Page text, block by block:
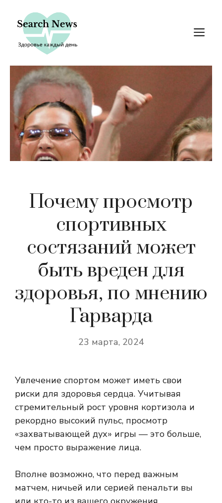
содержимому
Почему просмотр
спортивных
состязаний может
быть вреден для
здоровья, по мнению
Гарварда
23 марта, 2024
Увлечение спортом может иметь свои
риски для здоровья сердца. Учитывая
стремительный рост уровня кортизола и
рекордно высокий пульс, просмотр
«захватывающей дух» игры — это больше,
чем просто выражение лица.
Вполне возможно, что перед важным
матчем, ничьей или серией пенальти вы